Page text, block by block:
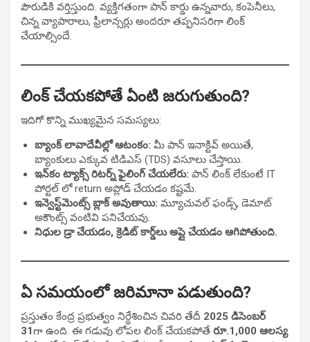
పౌరుడికి వర్తిస్తుంది. వ్యక్తిగతంగా పాన్ కార్డు ఉన్నవారు, కంపెనీలు,
చిన్న వ్యాపారాలు, ఫ్రీలాన్సర్లు అందరూ తప్పనిసరిగా లింక్
చేయాల్సిందే.
లింక్ చేయకపోతే ఏంటి జరుగుతుంది?
ఇదిగో కొన్ని ముఖ్యమైన సమస్యలు:
బ్యాంక్ లావాదేవీల్లో ఆటంకం: మీ పాన్ ఇనాక్టివ్ అయితే,
బ్యాంకులు ఎక్కువ టిడిఎస్ (TDS) వసూలు చేస్తాయి.
ఇన్‌కం ట్యాక్స్ రిటర్న్ ఫైలింగ్ చేయలేరు: పాన్ లింక్ లేకుంటే IT
పోర్టల్ లో return అప్లోడ్ చేయడం కష్టమే.
ఇన్వెస్ట్‌మెంట్స్ బ్లాక్ అవుతాయి: మ్యూచువల్ ఫండ్స్, డెమాట్
అకౌంట్స్ వంటివి పనిచేయవు.
నిధుల డ్రా చేయడం, క్రెడిట్ కార్డ్‌లు అప్లై చేయడం ఆగిపోతుంది.
ఏ సమయంలో జరిమానా పడుతుంది?
ప్రస్తుతం కేంద్ర ప్రభుత్వం నిర్ధేశించిన చివరి తేదీ 2025 డిసెంబర్
31గా ఉంది. ఈ గడువు లోపల లింక్ చేయకపోతే రూ.1,000 ఆలస్య